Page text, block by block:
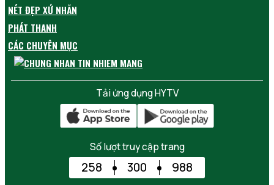
NÉT ĐẸP XỨ NHÃN
PHÁT THANH
CÁC CHUYÊN MỤC
Tải ứng dụng HYTV
Số lượt truy cập trang
258 300 988